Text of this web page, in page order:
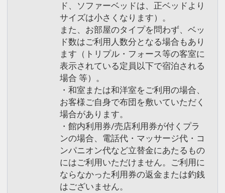
ド、ソファーベッドは、正ベッドより
サイズは小さくなります）。
また、お部屋のタイプを問わず、ベッ
ド数はご利用人数分となる場合もあり
ます（トリプル・フォース等の客室に
表示されている定員以下で宿泊される
場合 等）。
・和室または和洋室をご利用の場合、
お客様ご自身で布団を敷いていただく
場合があります。
・館内利用券/売店利用券が付くプラ
ンの場合、電話代・マッサージ代・コ
ンパニオン代など立替金にあたるもの
にはご利用いただけません。ご利用に
ならなかった利用券の返金または釣銭
はございません。